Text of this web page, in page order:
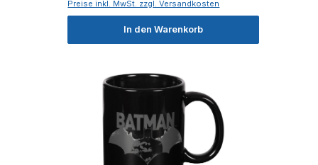
Preise inkl. MwSt. zzgl. Versandkosten
In den Warenkorb